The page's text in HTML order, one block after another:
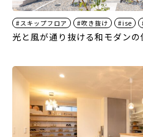
#スキップフロア #吹き抜け #ise
光と風が通り抜ける和モダンの